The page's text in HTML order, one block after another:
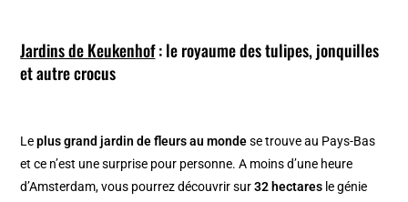
Jardins de Keukenhof: le royaume des tulipes, jonquilles
et autre crocus
Leplus grand jardin de fleurs au mondese trouve au Pays-Bas
et ce n’est une surprise pour personne. A moins d’une heure
d’Amsterdam, vous pourrez découvrir sur32 hectares le génie